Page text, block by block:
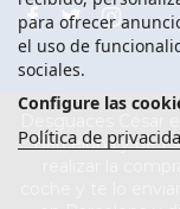
para ofrecer
el uso de
sociales.
Configure las
Política de
Barcelona y de